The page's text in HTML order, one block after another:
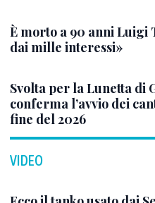
È morto a 90 anni Luigi
dai mille interessi»
Svolta per la Lunetta di
conferma l’avvio dei
fine del 2026
VIDEO